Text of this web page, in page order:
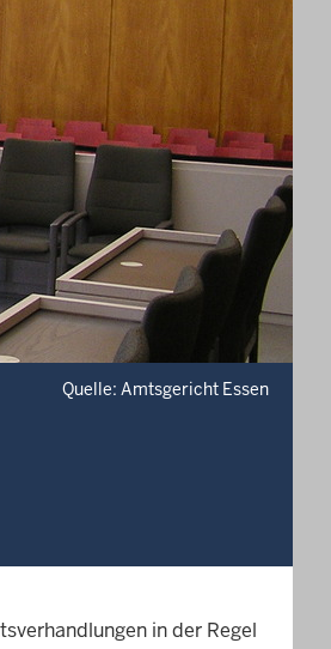
Quelle: Amtsgericht Essen
in der Regel